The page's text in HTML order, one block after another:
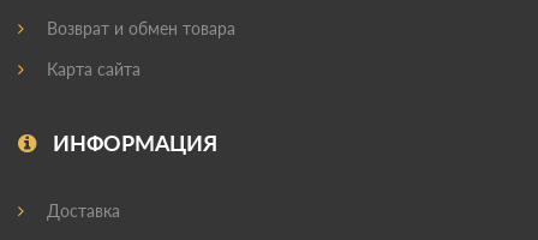
Возврат и обмен товара
Карта сайта
ИНФОРМАЦИЯ
Доставка